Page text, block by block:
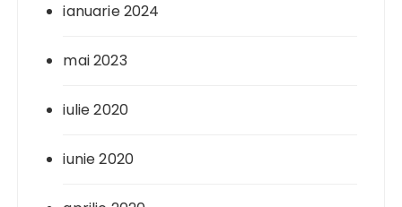
ianuarie 2024
mai 2023
iulie 2020
iunie 2020